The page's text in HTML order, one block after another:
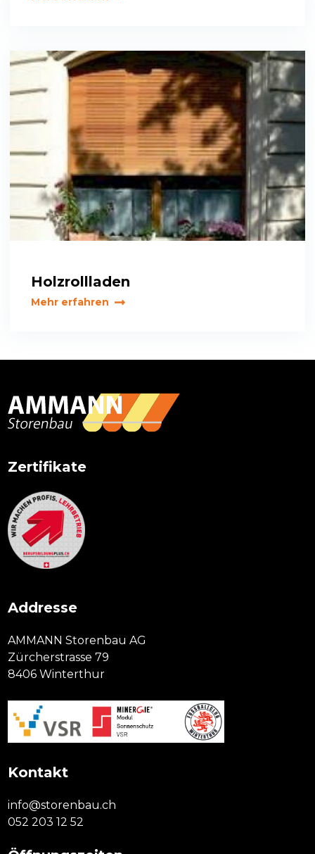
Holzrollladen
Mehr erfahren
Zertifikate
Addresse
AMMANN Storenbau AG
Zürcherstrasse 79
8406 Winterthur
Kontakt
info@storenbau.ch
052 203 12 52